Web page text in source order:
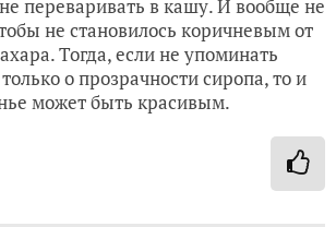
переваривать в кашу. И вообще не
не становилось коричневым от
Тогда, если не упоминать
о прозрачности сиропа, то и
может быть красивым.